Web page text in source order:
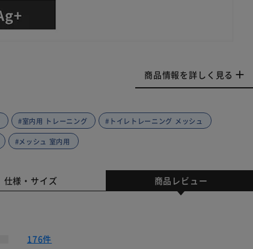
商品情報を詳しく見る
#室内用 トレーニング #トイレトレーニング メッシュ
#メッシュ 室内用
仕様・サイズ 商品レビュー
176件